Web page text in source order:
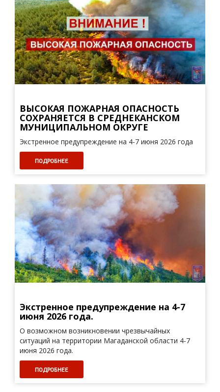
ВЫСОКАЯ ПОЖАРНАЯ ОПАСНОСТЬ
СОХРАНЯЕТСЯ В СРЕДНЕКАНСКОМ
МУНИЦИПАЛЬНОМ ОКРУГЕ
Экстренное предупреждение на 4-7 июня 2026 года
ПОДРОБНЕЕ
Экстренное предупреждение на 4-7
июня 2026 года.
О возможном возникновении чрезвычайных
ситуаций на территории Магаданской области 4-7
июня 2026 года.
ПОДРОБНЕЕ